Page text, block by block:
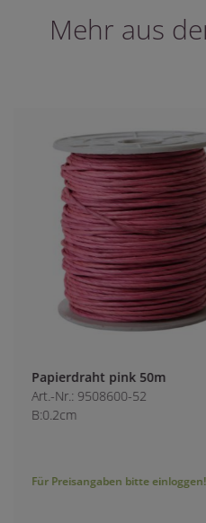
Mehr aus
Papierdraht pink 50m
Art.-Nr.: 9508600-52
B:0.2cm
Für Preisangaben bitte einloggen!